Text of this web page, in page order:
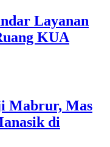
Layanan
KUA
Mabrur, Mas
di